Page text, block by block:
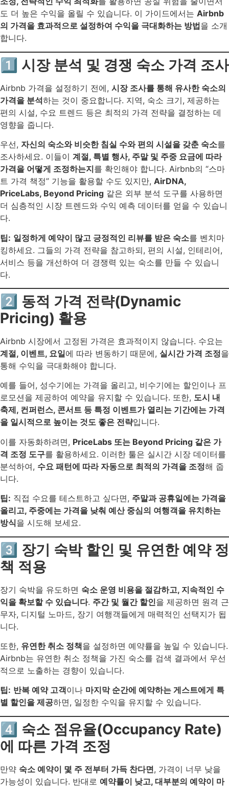
도 더 높은 수익을 올릴 수 있습니다. 이 가이드에서는 Airbnb
의 가격을 효과적으로 설정하여 수익을 극대화하는 방법을 소개
합니다.
1️⃣ 시장 분석 및 경쟁 숙소 가격 조사
Airbnb 가격을 설정하기 전에, 시장 조사를 통해 유사한 숙소의
가격을 분석하는 것이 중요합니다. 지역, 숙소 크기, 제공하는
편의 시설, 수요 트렌드 등은 최적의 가격 전략을 결정하는 데
영향을 줍니다.
우선, 자신의 숙소와 비슷한 침실 수와 편의 시설을 갖춘 숙소를
조사하세요. 이들이 계절, 특별 행사, 주말 및 주중 요금에 따라
가격을 어떻게 조정하는지를 확인해야 합니다. Airbnb의 “스마
트 가격 책정” 기능을 활용할 수도 있지만, AirDNA,
PriceLabs, Beyond Pricing 같은 외부 분석 도구를 사용하면
더 심층적인 시장 트렌드와 수익 예측 데이터를 얻을 수 있습니
다.
팁: 일정하게 예약이 많고 긍정적인 리뷰를 받은 숙소를 벤치마
킹하세요. 그들의 가격 전략을 참고하되, 편의 시설, 인테리어,
서비스 등을 개선하여 더 경쟁력 있는 숙소를 만들 수 있습니
다.
2️⃣ 동적 가격 전략(Dynamic
Pricing) 활용
Airbnb 시장에서 고정된 가격은 효과적이지 않습니다. 수요는
계절, 이벤트, 요일에 따라 변동하기 때문에, 실시간 가격 조정을
통해 수익을 극대화해야 합니다.
예를 들어, 성수기에는 가격을 올리고, 비수기에는 할인이나 프
로모션을 제공하여 예약을 유지할 수 있습니다. 또한, 도시 내
축제, 컨퍼런스, 콘서트 등 특정 이벤트가 열리는 기간에는 가격
을 일시적으로 높이는 것도 좋은 전략입니다.
이를 자동화하려면, PriceLabs 또는 Beyond Pricing 같은 가
격 조정 도구를 활용하세요. 이러한 툴은 실시간 시장 데이터를
분석하여, 수요 패턴에 따라 자동으로 최적의 가격을 조정해 줍
니다.
팁: 직접 수요를 테스트하고 싶다면, 주말과 공휴일에는 가격을
올리고, 주중에는 가격을 낮춰 예산 중심의 여행객을 유치하는
방식을 시도해 보세요.
3️⃣ 장기 숙박 할인 및 유연한 예약 정
책 적용
장기 숙박을 유도하면 숙소 운영 비용을 절감하고, 지속적인 수
익을 확보할 수 있습니다. 주간 및 월간 할인을 제공하면 원격 근
무자, 디지털 노마드, 장기 여행객들에게 매력적인 선택지가 됩
니다.
또한, 유연한 취소 정책을 설정하면 예약률을 높일 수 있습니다.
Airbnb는 유연한 취소 정책을 가진 숙소를 검색 결과에서 우선
적으로 노출하는 경향이 있습니다.
팁: 반복 예약 고객이나 마지막 순간에 예약하는 게스트에게 특
별 할인을 제공하면, 일정한 수익을 유지할 수 있습니다.
4️⃣ 숙소 점유율(Occupancy Rate)
에 따른 가격 조정
만약 숙소 예약이 몇 주 전부터 가득 찬다면, 가격이 너무 낮을
가능성이 있습니다. 반대로 예약률이 낮고, 대부분의 예약이 마